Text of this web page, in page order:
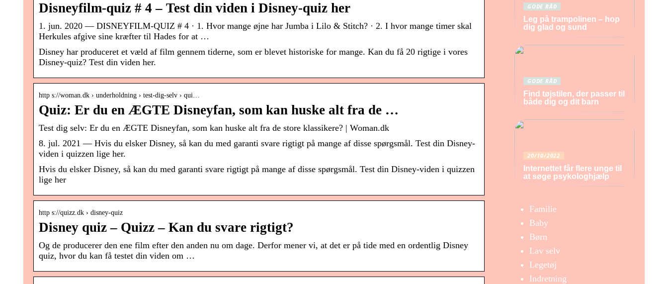
Disneyfilm-quiz # 4 – Test din viden i Disney-quiz her
1. jun. 2020 — DISNEYFILM-QUIZ # 4 · 1. Hvor mange øjne har Jumba i Lilo & Stitch? · 2. I hvor mange timer skal
Herkules afgive sine kræfter til Hades for at …
Disney har produceret et væld af film gennem tiderne, som er blevet historiske for mange. Kan du få 20 rigtige i vores
Disney-quiz? Test din viden her.
http s://woman.dk › underholdning › test-dig-selv › qui…
Quiz: Er du en ÆGTE Disneyfan, som kan huske alt fra de …
Test dig selv: Er du en ÆGTE Disneyfan, som kan huske alt fra de store klassikere? | Woman.dk
8. jul. 2021 — Hvis du elsker Disney, så kan du med garanti svare rigtigt på mange af disse spørgsmål. Test din Disney-
viden i quizzen lige her.
Hvis du elsker Disney, så kan du med garanti svare rigtigt på mange af disse spørgsmål. Test din Disney-viden i quizzen
lige her
http s://quizz.dk › disney-quiz
Disney quiz – Quizz – Kan du svare rigtigt?
Og de producerer den ene film efter den anden nu om dage. Derfor mener vi, at det er på tide med en ordentlig Disney
quiz, hvor du kan få testet din viden om …
GODE RÅD
Leg på trampolinen – hop
dig glad og sund
GODE RÅD
Find tøjstilen, der passer til
både dig og dit barn
20/10/2022
Internettet får flere unge til
at søge psykologhjælp
Familie
Baby
Børn
Lav selv
Legetøj
Indretning